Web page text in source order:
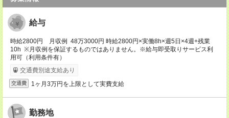
給与
時給2800円 月収例 48万3000円 時給2800円×実働8h×週5日×4週+残業
10h ※月収例を保証するものではありません。※給与即受取りサービス利
用可（利用条件有）
交通費別途支給あり
交通費 1ヶ月3万円を上限として実費支給
勤務地